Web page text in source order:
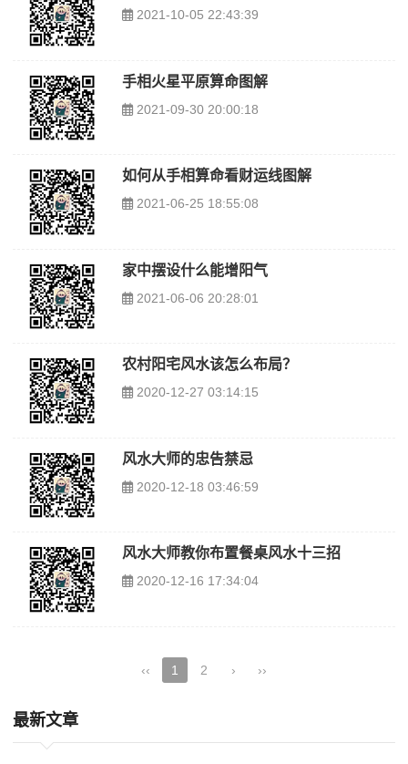
2021-10-05 22:43:39
手相火星平原算命图解
2021-09-30 20:00:18
如何从手相算命看财运线图解
2021-06-25 18:55:08
家中摆设什么能增阳气
2021-06-06 20:28:01
农村阳宅风水该怎么布局？
2020-12-27 03:14:15
风水大师的忠告禁忌
2020-12-18 03:46:59
风水大师教你布置餐桌风水十三招
2020-12-16 17:34:04
‹‹ 1 2 › ››
最新文章